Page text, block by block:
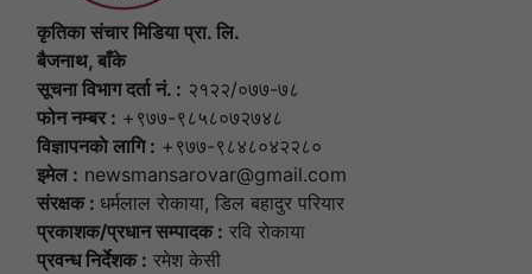
कृतिका संचार मिडिया प्रा. लि.
बैजनाथ, बाँके
सूचना विभाग दर्ता नं. : २१२२/०७७-७८
फोन नम्बर : +९७७-९८५८०७२७४८
विज्ञापनकाे लागि : +९७७-९८४८०४२२८०
इमेल : newsmansarovar@gmail.com
संरक्षक : धर्मलाल राेकाया, डिल बहादुर परियार
प्रकाशक/प्रधान सम्पादक : रवि राेकाया
प्रवन्ध निर्देशक : रमेश केसी